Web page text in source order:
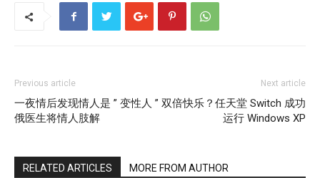
Previous article
一夜情后发现情人是 ” 变性人 ”
俄医生将情人肢解
Next article
双倍快乐？任天堂 Switch 成功
运行 Windows XP
RELATED ARTICLES MORE FROM AUTHOR